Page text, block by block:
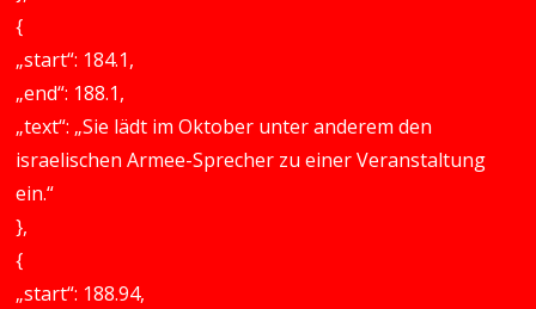
{
„start“: 184.1,
„end“: 188.1,
„text“: „Sie lädt im Oktober unter anderem den
israelischen Armee-Sprecher zu einer Veranstaltung
ein.“
},
{
„start“: 188.94,